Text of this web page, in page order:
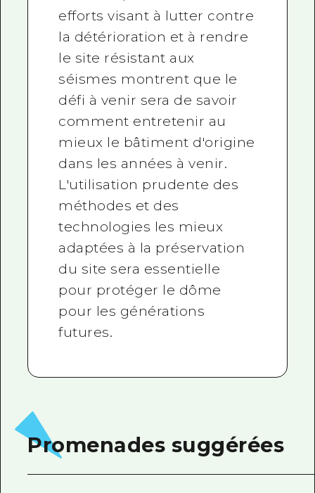
efforts visant à lutter contre
la détérioration et à rendre
le site résistant aux
séismes montrent que le
défi à venir sera de savoir
comment entretenir au
mieux le bâtiment d'origine
dans les années à venir.
L'utilisation prudente des
méthodes et des
technologies les mieux
adaptées à la préservation
du site sera essentielle
pour protéger le dôme
pour les générations
futures.
Promenades suggérées